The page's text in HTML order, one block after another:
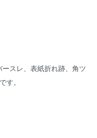
スレ、表紙折れ跡、角ツ
す。